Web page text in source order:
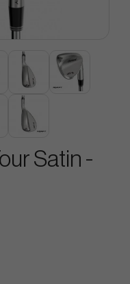
Satin -